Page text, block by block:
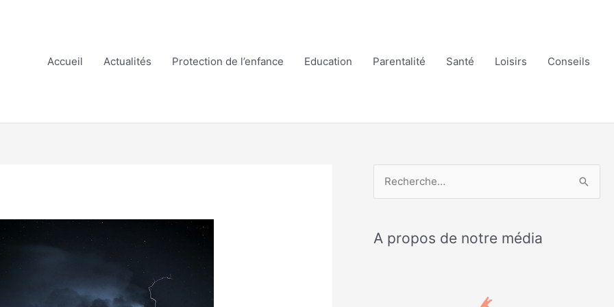
Accueil
Actualités Protection de l’enfance Education Parentalité Santé Loisirs Conseils
hA propos de notre média